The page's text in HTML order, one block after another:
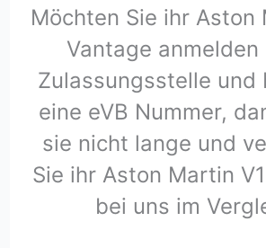
Möchten Sie ihr Aston
Vantage
Zulassungsstelle und
eine eVB Nummer,
sie nicht lange und
Sie ihr Aston Martin
bei uns im